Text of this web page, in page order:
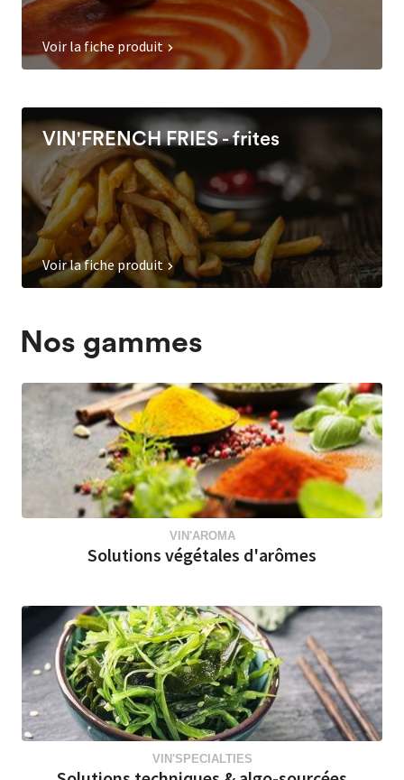
Voir la fiche produit
VIN'FRENCH FRIES - frites
Voir la fiche produit
Nos gammes
VIN'AROMA
Solutions végétales d'arômes
VIN'SPECIALTIES